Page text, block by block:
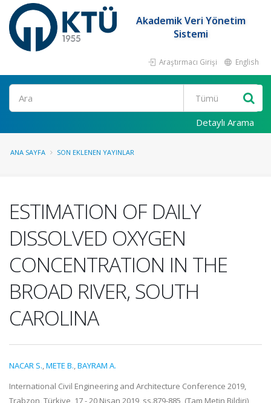
Akademik Veri Yönetim
Sistemi
Araştırmacı Girişi English
Ara
Detaylı Arama
ANA SAYFA SON EKLENEN YAYINLAR
ESTIMATION OF DAILY
DISSOLVED OXYGEN
CONCENTRATION IN THE
BROAD RIVER, SOUTH
CAROLINA
NACAR S.,METE B.,BAYRAM A.
International Civil Engineering and Architecture Conference 2019,
Trabzon, Türkiye, 17 - 20 Nisan 2019, ss.879-885, (Tam Metin Bildiri)